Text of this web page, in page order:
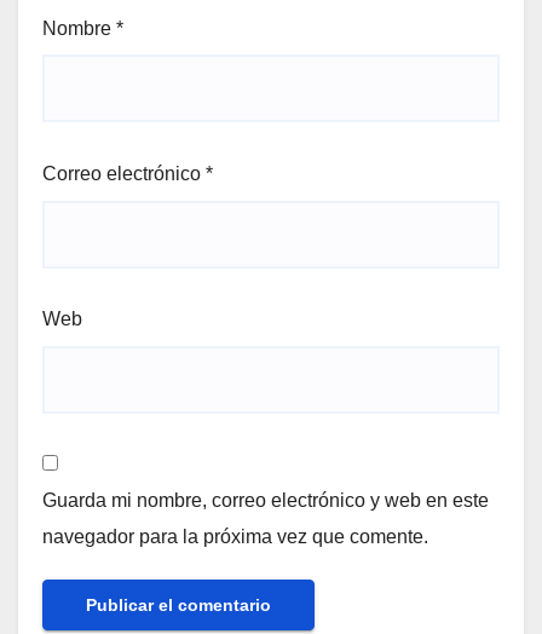
Nombre *
Correo electrónico *
Web
Guarda mi nombre, correo electrónico y web en este
navegador para la próxima vez que comente.